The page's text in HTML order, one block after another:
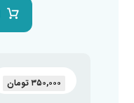
۳۵۰,۰۰۰ تومان